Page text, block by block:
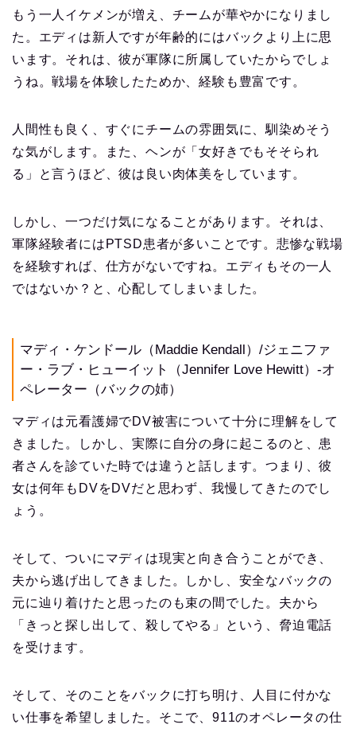
もう一人イケメンが増え、チームが華やかになりまし
た。エディは新人ですが年齢的にはバックより上に思
います。それは、彼が軍隊に所属していたからでしょ
うね。戦場を体験したためか、経験も豊富です。
人間性も良く、すぐにチームの雰囲気に、馴染めそう
な気がします。また、ヘンが「女好きでもそそられ
る」と言うほど、彼は良い肉体美をしています。
しかし、一つだけ気になることがあります。それは、
軍隊経験者にはPTSD患者が多いことです。悲惨な戦場
を経験すれば、仕方がないですね。エディもその一人
ではないか？と、心配してしまいました。
マディ・ケンドール（Maddie Kendall）/ジェニファ
ー・ラブ・ヒューイット（Jennifer Love Hewitt）-オ
ペレーター（バックの姉）
マディは元看護婦でDV被害について十分に理解をして
きました。しかし、実際に自分の身に起こるのと、患
者さんを診ていた時では違うと話します。つまり、彼
女は何年もDVをDVだと思わず、我慢してきたのでし
ょう。
そして、ついにマディは現実と向き合うことができ、
夫から逃げ出してきました。しかし、安全なバックの
元に辿り着けたと思ったのも束の間でした。夫から
「きっと探し出して、殺してやる」という、脅迫電話
を受けます。
そして、そのことをバックに打ち明け、人目に付かな
い仕事を希望しました。そこで、911のオペレータの仕